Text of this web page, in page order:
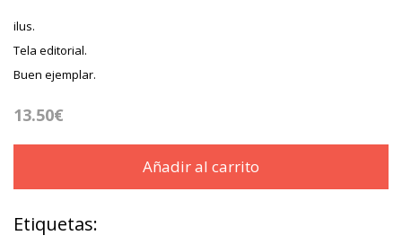
ilus.
Tela editorial.
Buen ejemplar.
13.50€
Añadir al carrito
Etiquetas: